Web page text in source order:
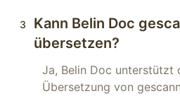
3
Kann Belin Doc
übersetzen?
Ja, Belin Doc unterstützt
Übersetzung von